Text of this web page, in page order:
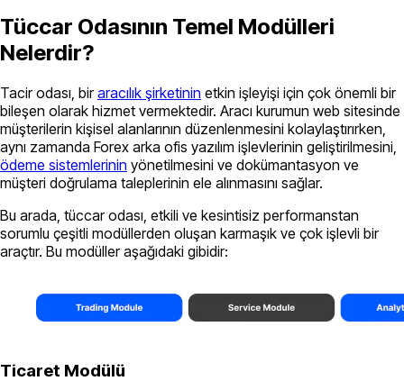
Tüccar Odasının Temel Modülleri
Nelerdir?
Tacir odası, biraracılık şirketinin etkin işleyişi için çok önemli bir
bileşen olarak hizmet vermektedir. Aracı kurumun web sitesinde
müşterilerin kişisel alanlarının düzenlenmesini kolaylaştırırken,
aynı zamanda Forex arka ofis yazılım işlevlerinin geliştirilmesini,
ödeme sistemlerinin yönetilmesini ve dokümantasyon ve
müşteri doğrulama taleplerinin ele alınmasını sağlar.
Bu arada, tüccar odası, etkili ve kesintisiz performanstan
sorumlu çeşitli modüllerden oluşan karmaşık ve çok işlevli bir
araçtır. Bu modüller aşağıdaki gibidir:
Ticaret Modülü